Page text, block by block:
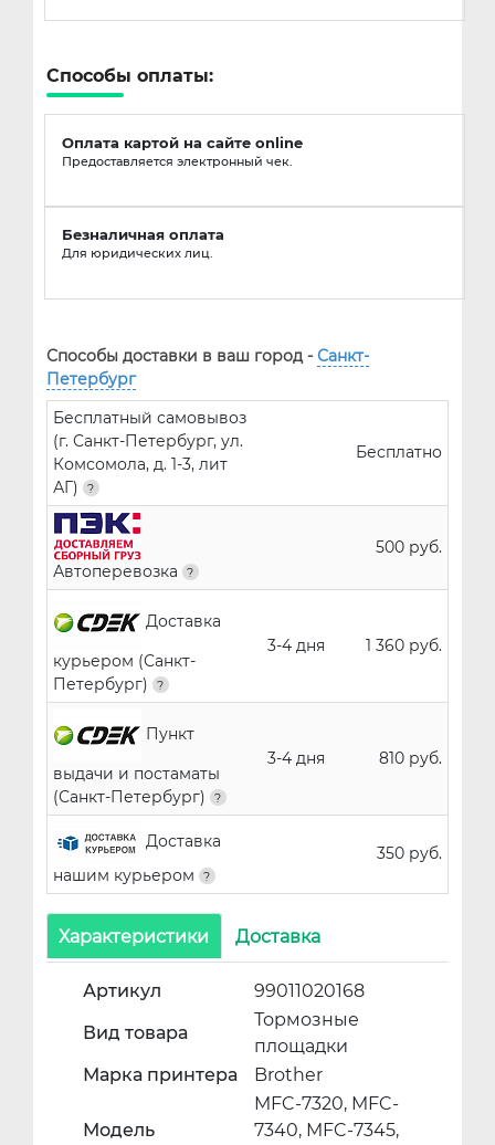
Способы оплаты:
Оплата картой на сайте online
Предоставляется электронный чек.
Безналичная оплата
Для юридических лиц.
Способы доставки в ваш город - Санкт-
Петербург
Бесплатный самовывоз
(г. Санкт-Петербург, ул.
Комсомола, д. 1-3, лит
АГ)
Бесплатно
Автоперевозка
500 руб.
Доставка
курьером (Санкт-
Петербург)
3-4 дня 1 360 руб.
Пункт
выдачи и постаматы
(Санкт-Петербург)
3-4 дня 810 руб.
Доставка
нашим курьером
350 руб.
Характеристики Доставка
Артикул
99011020168
Вид товара
Тормозные
площадки
Марка принтера
Brother
Модель
MFC-7320, MFC-
7340, MFC-7345,